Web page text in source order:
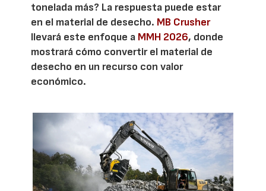
tonelada más? La respuesta puede estar
en el material de desecho. MB Crusher
llevará este enfoque a MMH 2026, donde
mostrará cómo convertir el material de
desecho en un recurso con valor
económico.